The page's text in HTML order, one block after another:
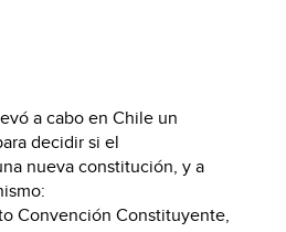
a cabo en Chile un
decidir si el
nueva constitución, y a
Convención Constituyente,